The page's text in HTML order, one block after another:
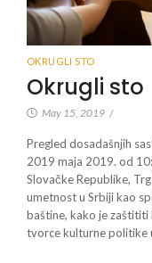
OKRUGLI STO
Okrugli sto
May 15, 2019 /
Pregled dosadašnjih
2019 maja 2019. od
Slovačke Republike,
umetnost u Srbiji kao
baštine, kako je zaštititi
tvorce kulturne politike